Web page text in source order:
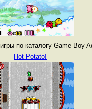
по каталогу Game Boy
Hot Potato!